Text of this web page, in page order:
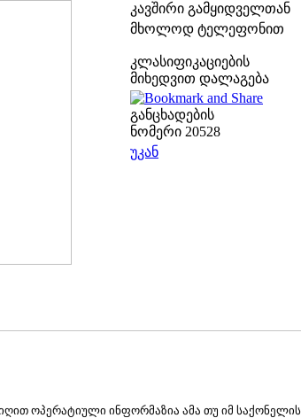
კავშირი გამყიდველთან
მხოლოდ ტელეფონით
კლასიფიკაციების
მიხედვით დალაგება
განცხადების
ნომერი 20528
უკან
ოპერატიული ინფორმაზია ამა თუ იმ საქონელის